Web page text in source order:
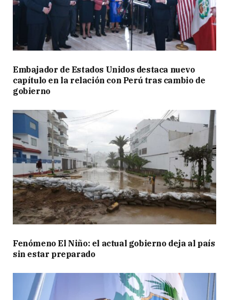
Embajador de Estados Unidos destaca nuevo
capítulo en la relación con Perú tras cambio de
gobierno
Fenómeno El Niño: el actual gobierno deja al país
sin estar preparado